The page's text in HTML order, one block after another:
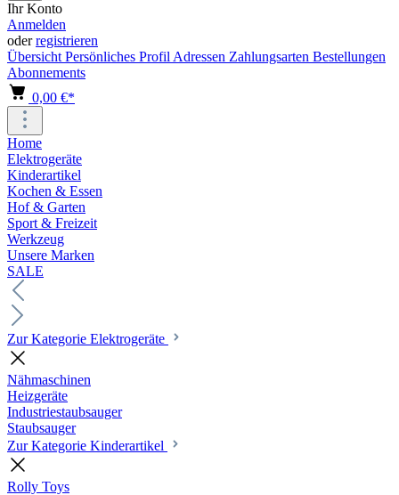
Ihr Konto
Anmelden
oderregistrieren
Übersicht Persönliches Profil Adressen Zahlungsarten Bestellungen
Abonnements
0,00 €*
Home
Elektrogeräte
Kinderartikel
Kochen & Essen
Hof & Garten
Sport & Freizeit
Werkzeug
Unsere Marken
SALE
Zur Kategorie Elektrogeräte
Nähmaschinen
Heizgeräte
Industriestaubsauger
Staubsauger
Zur Kategorie Kinderartikel
Rolly Toys